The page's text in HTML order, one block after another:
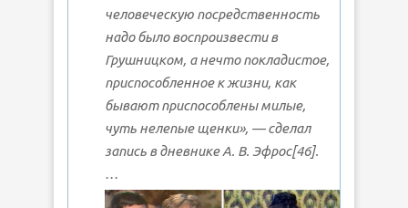
человеческую посредственность
надо было воспроизвести в
Грушницком, а нечто покладистое,
приспособленное к жизни, как
бывают приспособлены милые,
чуть нелепые щенки», — сделал
запись в дневнике А. В. Эфрос[46].
…